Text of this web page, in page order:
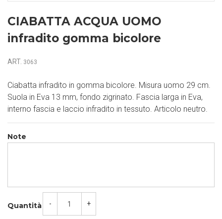
CIABATTA ACQUA UOMO
infradito gomma bicolore
ART. 3063
Ciabatta infradito in gomma bicolore. Misura uomo 29 cm.
Suola in Eva 13 mm, fondo zigrinato. Fascia larga in Eva,
interno fascia e laccio infradito in tessuto. Articolo neutro.
Note
Quantità - +